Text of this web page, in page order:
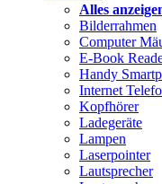
Alles
Bilderrahmen
Computer
E-Book
Handy
Internet
Kopfhörer
Ladegeräte
Lampen
Laserpointer
Lautsprecher